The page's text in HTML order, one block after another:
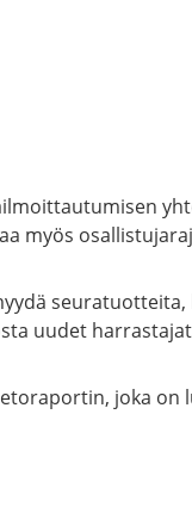
myös
uudet
joka on